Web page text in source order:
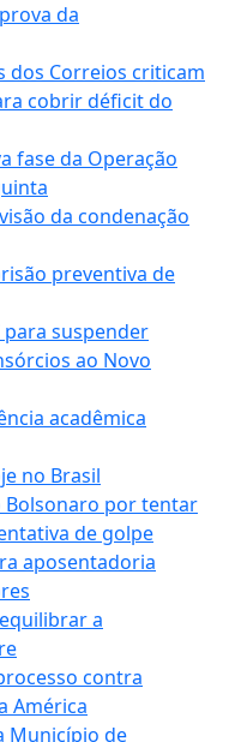
da
dos Correios criticam
cobrir déficit do
fase da Operação
da condenação
preventiva de
para suspender
ao Novo
acadêmica
no Brasil
Bolsonaro por tentar
de golpe
aposentadoria
a
contra
América
Município de